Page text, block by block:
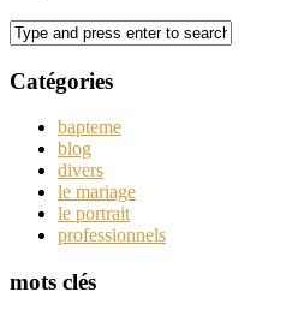
Catégories
bapteme
blog
divers
le mariage
le portrait
professionnels
mots clés